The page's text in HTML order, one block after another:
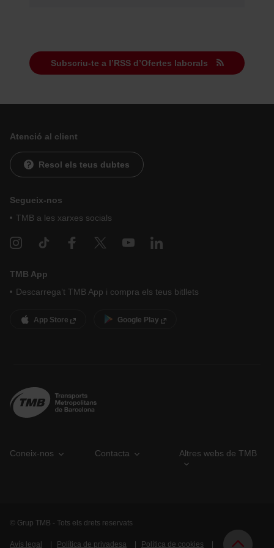
Subscriu-te a l’RSS d’Ofertes laborals
Atenció al client
Resol els teus dubtes
Segueix-nos
TMB a les xarxes socials
TMB App
Descarrega’t TMB App i compra els teus bitllets
App Store Google Play
Coneix-nos Contacta Altres webs de TMB
© Grup TMB - Tots els drets reservats
Avís legal Política de privadesa Política de cookies